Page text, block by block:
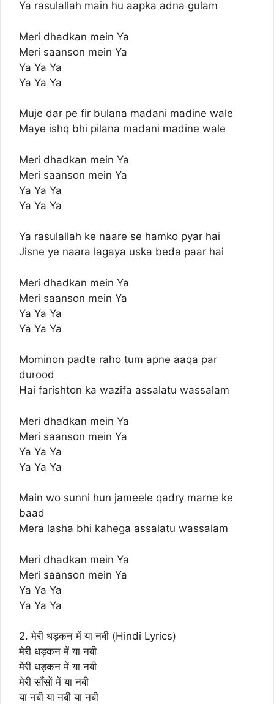
Ya rasulallah main hu aapka adna gulam
Meri dhadkan mein Ya
Meri saanson mein Ya
Ya Ya Ya
Ya Ya Ya
Muje dar pe fir bulana madani madine wale
Maye ishq bhi pilana madani madine wale
Meri dhadkan mein Ya
Meri saanson mein Ya
Ya Ya Ya
Ya Ya Ya
Ya rasulallah ke naare se hamko pyar hai
Jisne ye naara lagaya uska beda paar hai
Meri dhadkan mein Ya
Meri saanson mein Ya
Ya Ya Ya
Ya Ya Ya
Mominon padte raho tum apne aaqa par
durood
Hai farishton ka wazifa assalatu wassalam
Meri dhadkan mein Ya
Meri saanson mein Ya
Ya Ya Ya
Ya Ya Ya
Main wo sunni hun jameele qadry marne ke
baad
Mera lasha bhi kahega assalatu wassalam
Meri dhadkan mein Ya
Meri saanson mein Ya
Ya Ya Ya
Ya Ya Ya
2. मेरी धड़कन में या नबी (Hindi Lyrics)
मेरी धड़कन में या नबी
मेरी धड़कन में या नबी
मेरी साँसों में या नबी
या नबी या नबी या नबी